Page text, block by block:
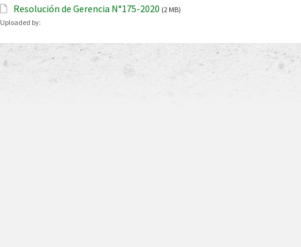
Resolución de Gerencia N°175-2020 (2 MB)
Uploaded by: